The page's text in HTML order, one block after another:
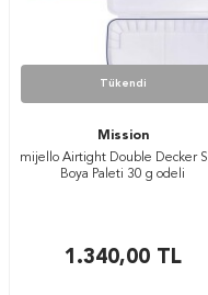
Tükendi
Mission
mijello Airtight Double Decker
Boya Paleti 30 g odeli
1.340,00TL